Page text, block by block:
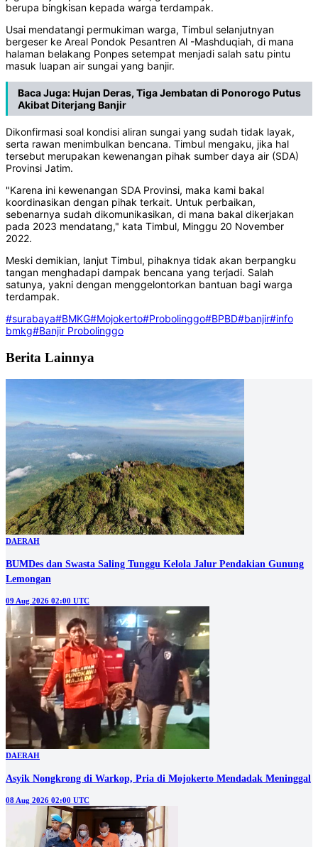
berupa bingkisan kepada warga terdampak.
Usai mendatangi permukiman warga, Timbul selanjutnyan
bergeser ke Areal Pondok Pesantren Al -Mashduqiah, di mana
halaman belakang Ponpes setempat menjadi salah satu pintu
masuk luapan air sungai yang banjir.
Baca Juga:Hujan Deras, Tiga Jembatan di Ponorogo Putus
Akibat Diterjang Banjir
Dikonfirmasi soal kondisi aliran sungai yang sudah tidak layak,
serta rawan menimbulkan bencana. Timbul mengaku, jika hal
tersebut merupakan kewenangan pihak sumber daya air (SDA)
Provinsi Jatim.
"Karena ini kewenangan SDA Provinsi, maka kami bakal
koordinasikan dengan pihak terkait. Untuk perbaikan,
sebenarnya sudah dikomunikasikan, di mana bakal dikerjakan
pada 2023 mendatang," kata Timbul, Minggu 20 November
2022.
Meski demikian, lanjut Timbul, pihaknya tidak akan berpangku
tangan menghadapi dampak bencana yang terjadi. Salah
satunya, yakni dengan menggelontorkan bantuan bagi warga
terdampak.
#surabaya#BMKG#Mojokerto#Probolinggo#BPBD#banjir#info
bmkg#Banjir Probolinggo
Berita Lainnya
DAERAH
BUMDes dan Swasta Saling Tunggu Kelola Jalur Pendakian Gunung
Lemongan
09 Aug 2026 02:00 UTC
DAERAH
Asyik Nongkrong di Warkop, Pria di Mojokerto Mendadak Meninggal
08 Aug 2026 02:00 UTC